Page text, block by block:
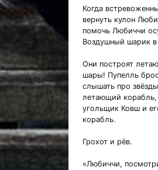
Когда
вернуть кулон
помочь Любиччи
Воздушный шарик в
Они построят
шары! Пупелль
слышать про
летающий
угольщик Ковш и
корабль.
Грохот и рёв.
«Любиччи,